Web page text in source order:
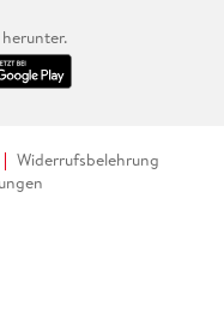
Widerrufsbelehrung